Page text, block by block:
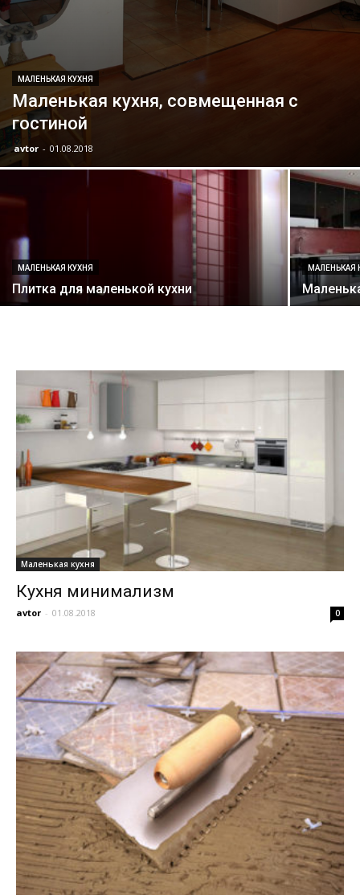
МАЛЕНЬКАЯ КУХНЯ
Маленькая кухня, совмещенная с
гостиной
avtor - 01.08.2018
МАЛЕНЬКАЯ КУХНЯ
Плитка для маленькой кухни
МАЛЕНЬКАЯ
Маленькая кухня
Кухня минимализм
avtor - 01.08.2018 0